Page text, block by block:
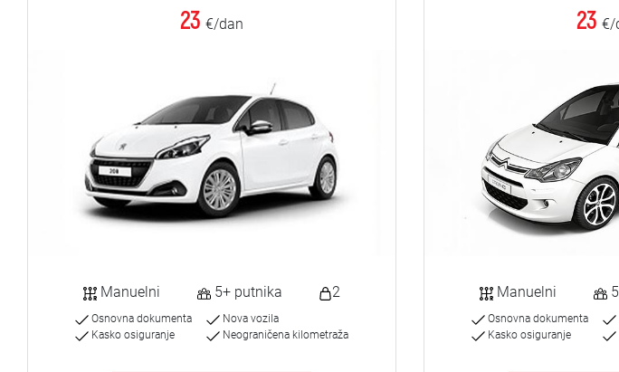
23 €/dan
Manuelni 5+ putnika 2
Osnovna dokumenta
Kasko osiguranje
Nova vozila
Neograničena kilometraža
23 €/
Manuelni
Osnovna dokumenta
Kasko osiguranje